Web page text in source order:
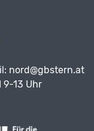
nord@gbstern.at
9-13 Uhr